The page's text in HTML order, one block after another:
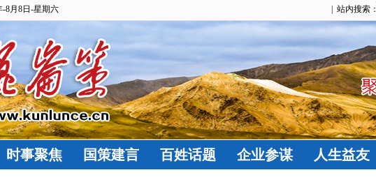
-8月8日-星期六 | 站内搜索：
时事聚焦 国策建言 百姓话题 企业参谋 人生益友